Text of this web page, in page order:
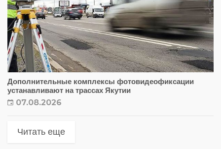
Дополнительные комплексы фотовидеофиксации
устанавливают на трассах Якутии
07.08.2026
Читать еще